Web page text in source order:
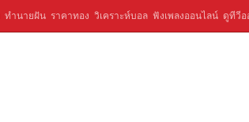
ทำนายฝัน ราคาทอง วิเคราะห์บอล ฟังเพลงออนไลน์ ดูทีวีอ